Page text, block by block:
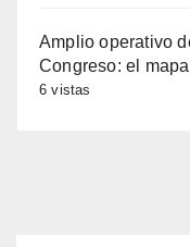
Amplio operativo
Congreso: el
6 vistas